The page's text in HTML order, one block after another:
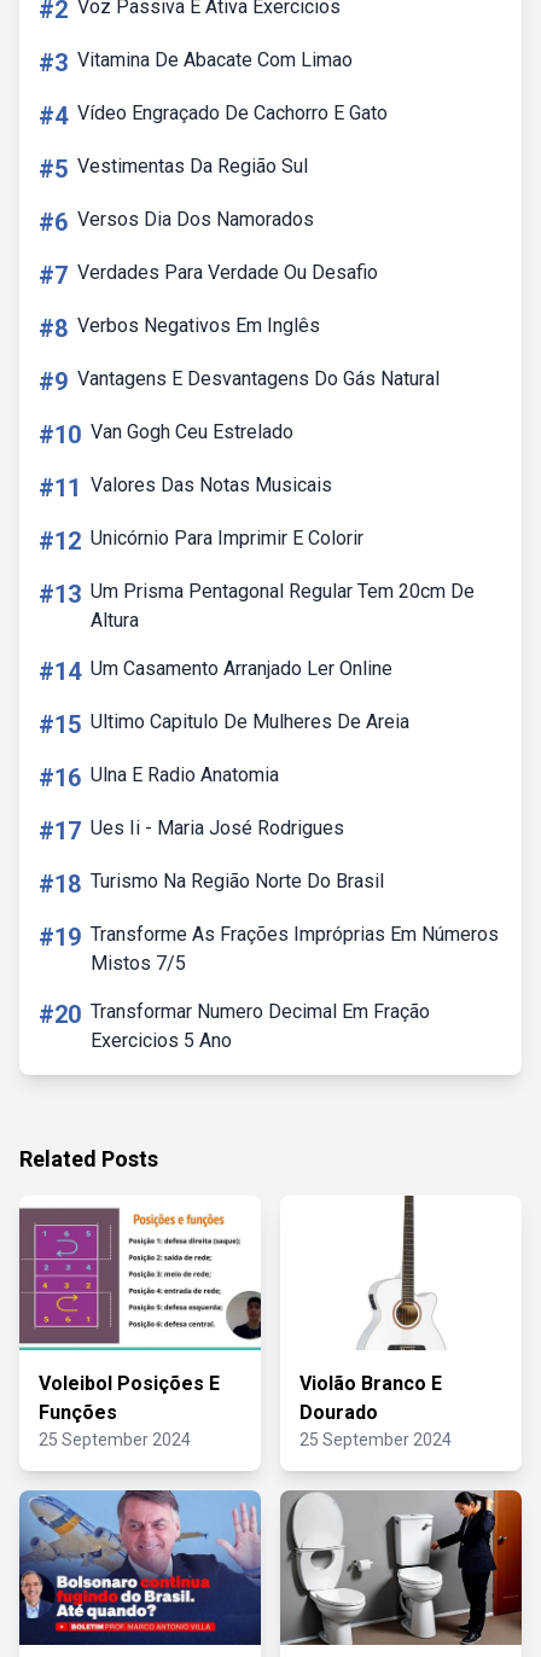
#2 Voz Passiva E Ativa Exercicios
#3 Vitamina De Abacate Com Limao
#4 Vídeo Engraçado De Cachorro E Gato
#5 Vestimentas Da Região Sul
#6 Versos Dia Dos Namorados
#7 Verdades Para Verdade Ou Desafio
#8 Verbos Negativos Em Inglês
#9 Vantagens E Desvantagens Do Gás Natural
#10 Van Gogh Ceu Estrelado
#11 Valores Das Notas Musicais
#12 Unicórnio Para Imprimir E Colorir
#13 Um Prisma Pentagonal Regular Tem 20cm De
Altura
#14 Um Casamento Arranjado Ler Online
#15 Ultimo Capitulo De Mulheres De Areia
#16 Ulna E Radio Anatomia
#17 Ues Ii - Maria José Rodrigues
#18 Turismo Na Região Norte Do Brasil
#19 Transforme As Frações Impróprias Em Números
Mistos 7/5
#20 Transformar Numero Decimal Em Fração
Exercicios 5 Ano
Related Posts
Voleibol Posições E
Funções
25 September 2024
Violão Branco E
Dourado
25 September 2024